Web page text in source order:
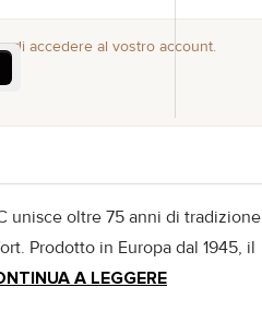
di accedere al vostro account.
unisce oltre 75 anni di tradizione
Prodotto in Europa dal 1945, il
A LEGGERE